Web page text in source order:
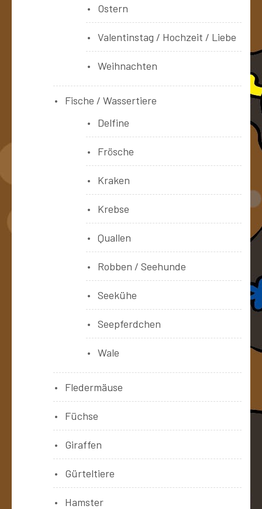
Ostern
Valentinstag / Hochzeit / Liebe
Weihnachten
Fische / Wassertiere
Delfine
Frösche
Kraken
Krebse
Quallen
Robben / Seehunde
Seekühe
Seepferdchen
Wale
Fledermäuse
Füchse
Giraffen
Gürteltiere
Hamster